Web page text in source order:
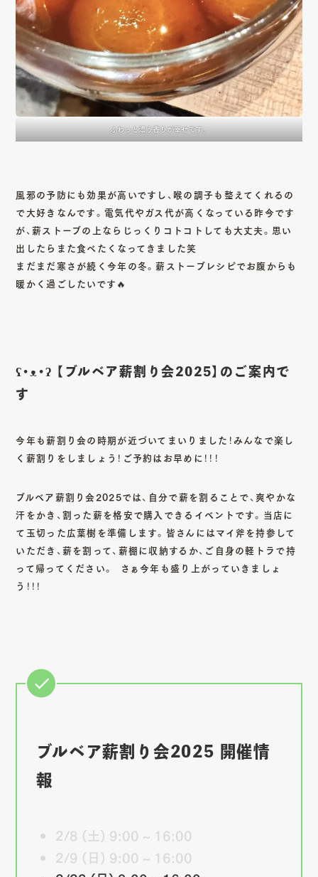
ふわっと漂う香りが幸せです。
風邪の予防にも効果が高いですし、喉の調子も整えてくれるの
で大好きなんです。電気代やガス代が高くなっている昨今です
が、薪ストーブの上ならじっくりコトコトしても大丈夫。思い
出したらまた食べたくなってきました笑
まだまだ寒さが続く今年の冬。薪ストーブレシピでお腹からも
暖かく過ごしたいです🔥
ʕ•ᴥ•ʔ 【ブルベア薪割り会2025】のご案内で
す
今年も薪割り会の時期が近づいてまいりました！みんなで楽し
く薪割りをしましょう！ご予約はお早めに！！！
ブルベア薪割り会2025では、自分で薪を割ることで、爽やかな
汗をかき、割った薪を格安で購入できるイベントです。当店に
て玉切った広葉樹を準備します。皆さんにはマイ斧を持参して
いただき、薪を割って、薪棚に収納するか、ご自身の軽トラで持
って帰ってください。 さぁ今年も盛り上がっていきましょ
う！！！
ブルベア薪割り会2025 開催情
報
2/8 (土) 9:00 ~ 16:00
2/9 (日) 9:00 ~ 16:00